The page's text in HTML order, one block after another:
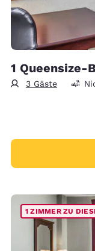
1 Queensize-
3 Gäste
1 ZIMMER ZU